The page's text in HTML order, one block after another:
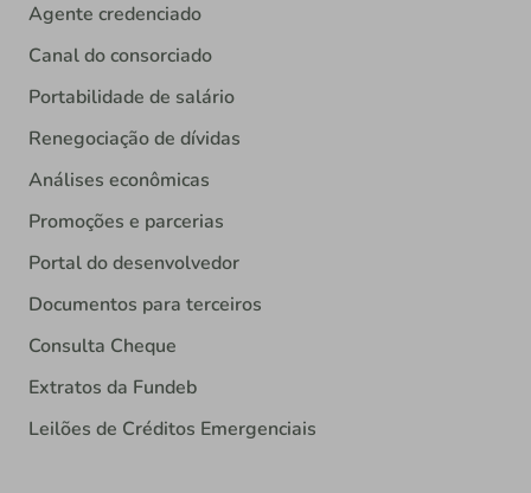
Agente credenciado
Canal do consorciado
Portabilidade de salário
Renegociação de dívidas
Análises econômicas
Promoções e parcerias
Portal do desenvolvedor
Documentos para terceiros
Consulta Cheque
Extratos da Fundeb
Leilões de Créditos Emergenciais